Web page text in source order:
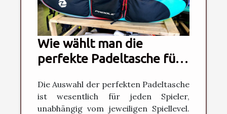
Wie wählt man die
perfekte Padeltasche für
Die Auswahl der perfekten Padeltasche
ist wesentlich für jeden Spieler,
unabhängig vom jeweiligen Spiellevel.